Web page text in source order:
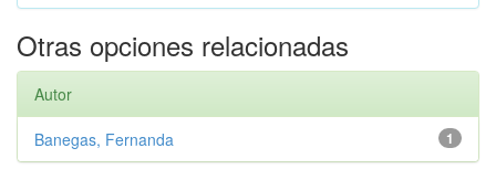
Otras opciones relacionadas
Autor
1
Banegas, Fernanda